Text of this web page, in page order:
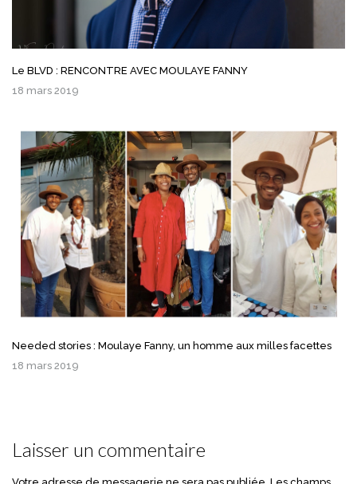
Le BLVD : RENCONTRE AVEC MOULAYE FANNY
18 mars 2019
Needed stories : Moulaye Fanny, un homme aux milles facettes
18 mars 2019
Laisser un commentaire